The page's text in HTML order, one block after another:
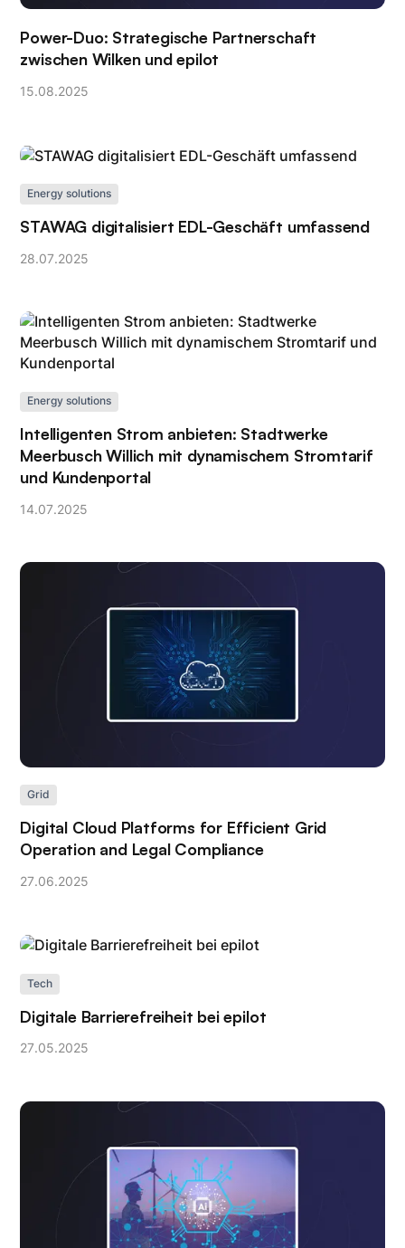
Power-Duo: Strategische Partnerschaft
zwischen Wilken und epilot
15.08.2025
Energy solutions
STAWAG digitalisiert EDL-Geschäft umfassend
28.07.2025
Energy solutions
Intelligenten Strom anbieten: Stadtwerke
Meerbusch Willich mit dynamischem Stromtarif
und Kundenportal
14.07.2025
Grid
Digital Cloud Platforms for Efficient Grid
Operation and Legal Compliance
27.06.2025
Tech
Digitale Barrierefreiheit bei epilot
27.05.2025